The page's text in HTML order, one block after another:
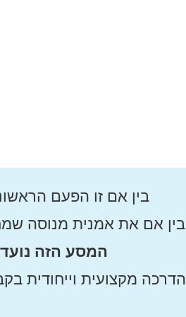
בין אם זו הפעם
אם את אמנית מנוסה
המסע הזה
מקצועית וייחודית